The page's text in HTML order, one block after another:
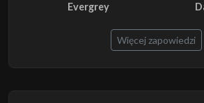
Evergrey
Więcej zapowiedzi